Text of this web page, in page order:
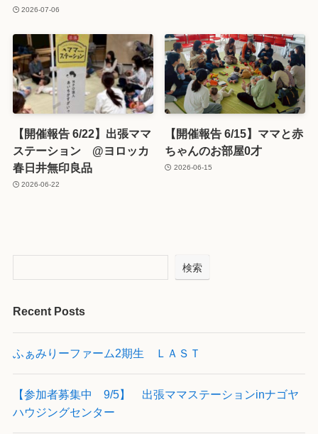
2026-07-06
【開催報告 6/22】出張ママ
ステーション @ヨロッカ
春日井無印良品
2026-06-22
【開催報告 6/15】ママと赤
ちゃんのお部屋0才
2026-06-15
検索
Recent Posts
ふぁみりーファーム2期生 ＬＡＳＴ
【参加者募集中 9/5】 出張ママステーションinナゴヤ
ハウジングセンター